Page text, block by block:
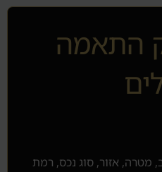
התאמה
מטרה, אזור, סוג נכס, רמת